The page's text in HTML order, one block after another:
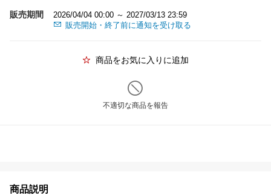
販売期間
2026/04/04 00:00 ～ 2027/03/13 23:59
販売開始・終了前に通知を受け取る
商品をお気に入りに追加
不適切な商品を報告
商品説明